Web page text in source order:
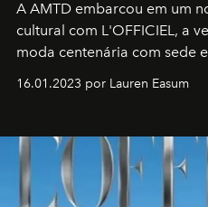
A AMTD embarcou em um
cultural com L'OFFICIEL, a
moda centenária com sede
16.01.2023 por Lauren Easum